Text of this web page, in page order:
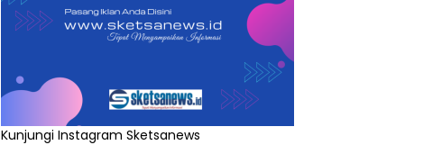
Kunjungi Instagram Sketsanews